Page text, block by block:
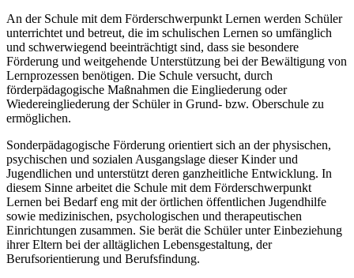
An der Schule mit dem Förderschwerpunkt Lernen werden Schüler
unterrichtet und betreut, die im schulischen Lernen so umfänglich
und schwerwiegend beeinträchtigt sind, dass sie besondere
Förderung und weitgehende Unterstützung bei der Bewältigung von
Lernprozessen benötigen. Die Schule versucht, durch
förderpädagogische Maßnahmen die Eingliederung oder
Wiedereingliederung der Schüler in Grund- bzw. Oberschule zu
ermöglichen.
Sonderpädagogische Förderung orientiert sich an der physischen,
psychischen und sozialen Ausgangslage dieser Kinder und
Jugendlichen und unterstützt deren ganzheitliche Entwicklung. In
diesem Sinne arbeitet die Schule mit dem Förderschwerpunkt
Lernen bei Bedarf eng mit der örtlichen öffentlichen Jugendhilfe
sowie medizinischen, psychologischen und therapeutischen
Einrichtungen zusammen. Sie berät die Schüler unter Einbeziehung
ihrer Eltern bei der alltäglichen Lebensgestaltung, der
Berufsorientierung und Berufsfindung.